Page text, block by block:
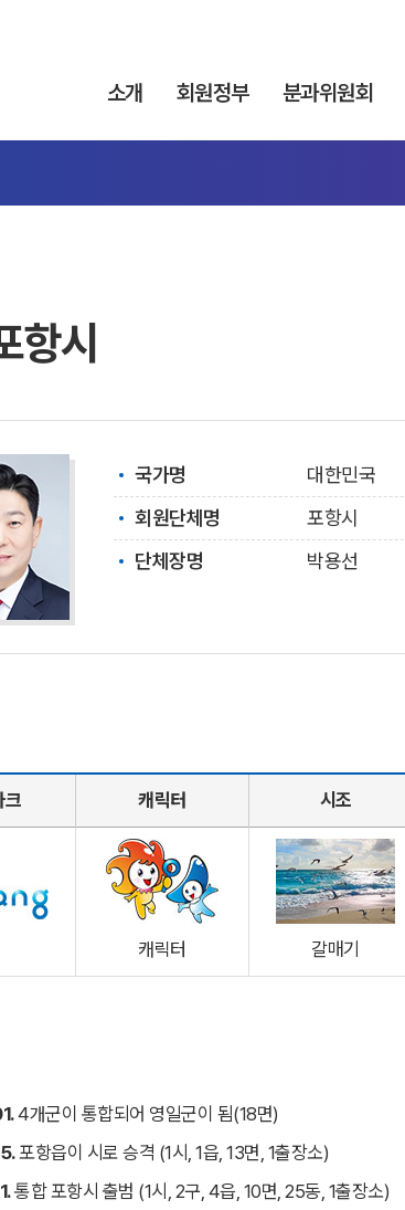
소개 회원정부 분과위원회
항시
국가명
대한민국
회원단체명
포항시
단체장명
박용선
크 캐릭터 시조
캐릭터 갈매기
4개군이 통합되어 영일군이 됨(18면)
포항읍이 시로 승격 (1시, 1읍, 13면, 1출장소)
통합 포항시 출범 (1시, 2구, 4읍, 10면, 25동, 1출장소)